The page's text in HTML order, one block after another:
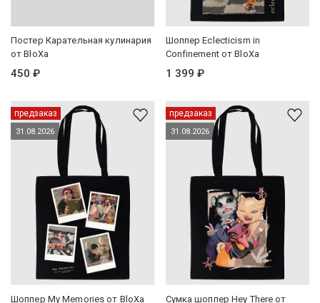
Постер Карательная кулинария
от BloXa
450 ₽
Шоппер Eclecticism in
Confinement от BloXa
1 399 ₽
предзаказ
31.08.2026
Шоппер My Memories от BloXa
предзаказ
31.08.2026
Сумка шоппер Hey There от